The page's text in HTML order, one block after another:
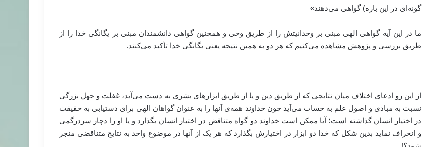
گونه‌ای در این باره) گواهی می‌دهند»
ما در این آیه گواهی الهی مبنی بر وحدانیتش را از طریق وحی و همچنین گواهی دانشمندان مبنی بر یگانگی خدا را از
طریق بررسی و پژوهش مشاهده می‌کنیم که هر دو به همین نتیجه یعنی یگانگی خدا تأکید می‌کنند.
از این رو ادعای اختلاف میان نتایجی که از طریق دین و یا از طریق ابزارهای بشری به دست می‌آید، غفلت و جهل بزرگی
نسبت به مبادی و اصول علم به حساب می‌آید چون خداوند همه‌ی آنها را به عنوان گواهان الهی برای دستیابی به حقیقت
در اختیار انسان گذاشته است؛ آیا ممکن است خداوند دو گواه متناقض در اختیار انسان بگذارد و یا او را دچار سردرگمی
و انحراف نماید بدین شکل که خدا دو ابزار در اختیارش بگذارد که هر یک از آنها در موضوع واحد به نتایج متناقضی منجر